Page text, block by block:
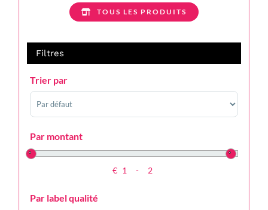
TOUS LES PRODUITS
Filtres
Trier par
Sort Products
Par montant
€ Minimum Price
-Maximum Price
Par label qualité